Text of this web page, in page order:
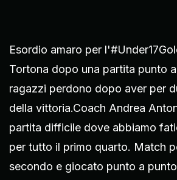
Esordio amaro per
Tortona dopo una partita punto
ragazzi perdono dopo aver per
della vittoria.Coach Andrea
partita difficile dove abbiamo
per tutto il primo quarto. Match
secondo e giocato punto a